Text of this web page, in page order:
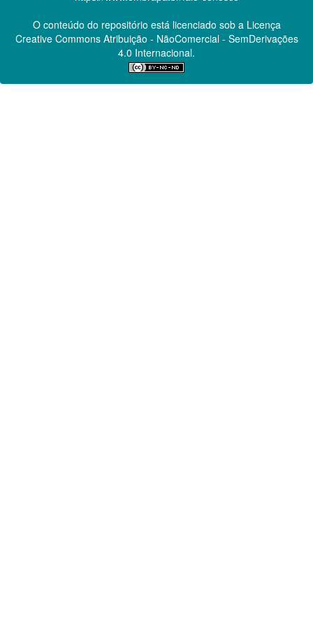
O conteúdo do repositório está licenciado sob a Licença
Creative CommonsAtribuição - NãoComercial - SemDerivações
4.0 Internacional.